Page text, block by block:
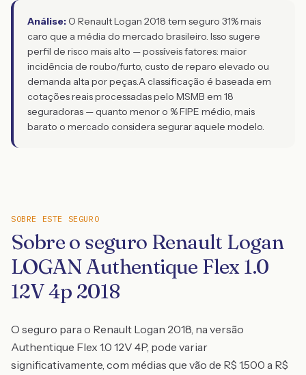
Análise: O Renault Logan 2018 tem seguro 31% mais
caro que a média do mercado brasileiro. Isso sugere
perfil de risco mais alto — possíveis fatores: maior
incidência de roubo/furto, custo de reparo elevado ou
demanda alta por peças.A classificação é baseada em
cotações reais processadas pelo MSMB em 18
seguradoras — quanto menor o % FIPE médio, mais
barato o mercado considera segurar aquele modelo.
SOBRE ESTE SEGURO
Sobre o seguro Renault Logan
LOGAN Authentique Flex 1.0
12V 4p 2018
O seguro para o Renault Logan 2018, na versão
Authentique Flex 1.0 12V 4P, pode variar
significativamente, com médias que vão de R$ 1.500 a R$